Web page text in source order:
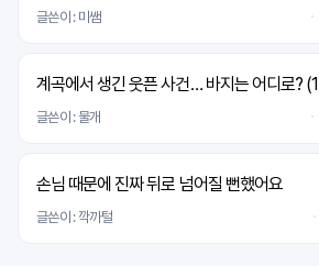
글쓴이 : 미쌤
계곡에서 생긴 웃픈 사건… 바지는 어디로? (1
글쓴이 : 물개
손님 때문에 진짜 뒤로 넘어질 뻔했어요
글쓴이 : 깍까털